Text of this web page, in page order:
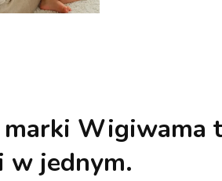
Wigiwama
w jednym.